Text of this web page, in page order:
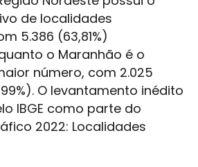
de localidades
5.386 (63,81%)
o Maranhão é o
número, com 2.025
O levantamento inédito
IBGE como parte do
2022: Localidades